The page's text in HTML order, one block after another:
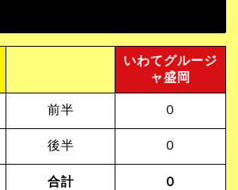
いわてグルージ
ャ盛岡
前半 ０
後半 ０
合計 ０